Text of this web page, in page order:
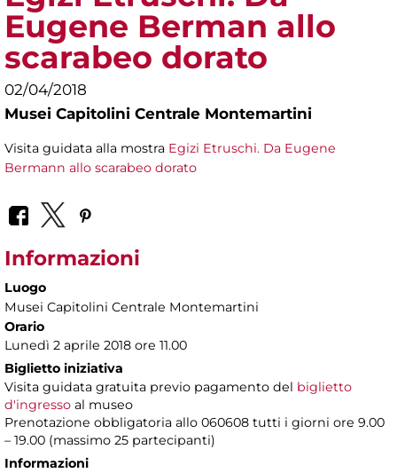
Eugene Berman allo
scarabeo dorato
02/04/2018
Musei Capitolini Centrale Montemartini
Visita guidata alla mostra Egizi Etruschi. Da Eugene
Bermann allo scarabeo dorato
Informazioni
Luogo
Musei Capitolini Centrale Montemartini
Orario
Lunedì 2 aprile 2018 ore 11.00
Biglietto iniziativa
Visita guidata gratuita previo pagamento del biglietto
d'ingresso al museo
Prenotazione obbligatoria allo 060608 tutti i giorni ore 9.00
– 19.00 (massimo 25 partecipanti)
Informazioni